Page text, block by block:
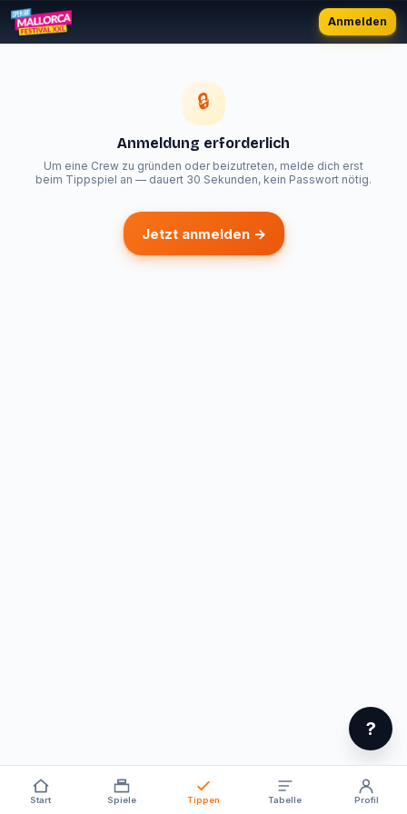
Anmelden
🔒
Anmeldung erforderlich
Um eine Crew zu gründen oder beizutreten, melde dich erst
beim Tippspiel an — dauert 30 Sekunden, kein Passwort nötig.
Jetzt anmelden →
Start Spiele Tippen Tabelle Profil
?